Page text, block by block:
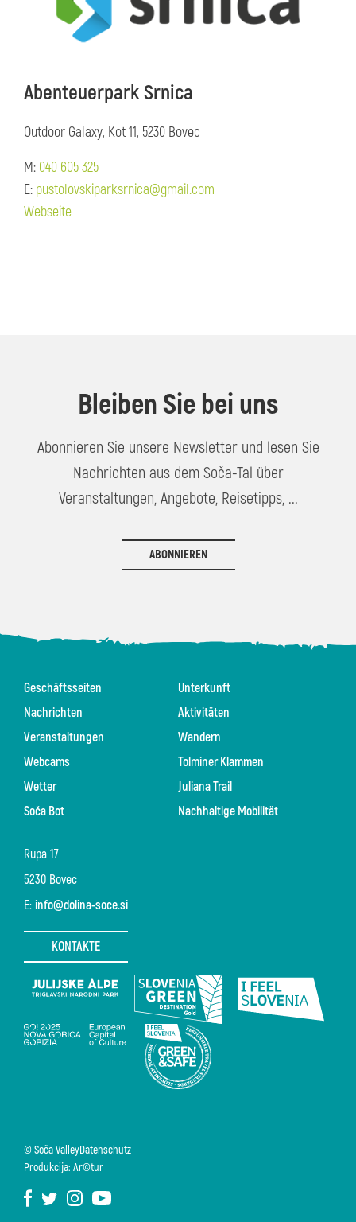
Abenteuerpark Srnica
Outdoor Galaxy, Kot 11, 5230 Bovec
M: 040 605 325
E: pustolovskiparksrnica@gmail.com
Webseite
Bleiben Sie bei uns
Abonnieren Sie unsere Newsletter und lesen Sie
Nachrichten aus dem Soča-Tal über
Veranstaltungen, Angebote, Reisetipps, ...
ABONNIEREN
Rupa 17
5230 Bovec
E: info@dolina-soce.si
KONTAKTE
Geschäftsseiten
Nachrichten
Veranstaltungen
Webcams
Wetter
Soča Bot
Unterkunft
Aktivitäten
Wandern
Tolminer Klammen
Juliana Trail
Nachhaltige Mobilität
© Soča ValleyDatenschutz
Produkcija: Ar©tur